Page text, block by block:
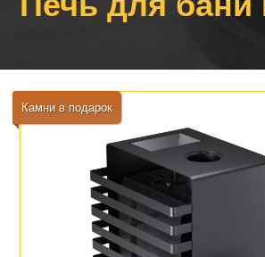
Камни в подарок